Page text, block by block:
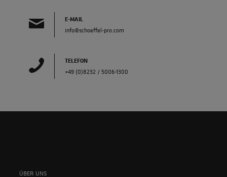
E-MAIL
info@schoeffel-pro.com
TELEFON
+49 (0)8232 / 5006-1300
ÜBER UNS